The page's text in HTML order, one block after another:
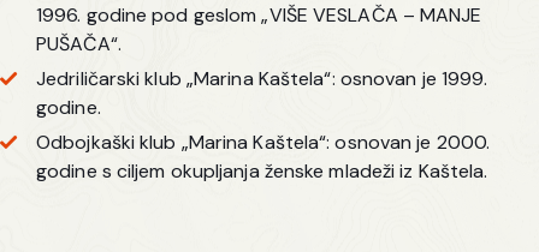
1996. godine pod geslom „VIŠE VESLAČA – MANJE
PUŠAČA“.
Jedriličarski klub „Marina Kaštela“: osnovan je 1999.
godine.
Odbojkaški klub „Marina Kaštela“: osnovan je 2000.
godine s ciljem okupljanja ženske mladeži iz Kaštela.